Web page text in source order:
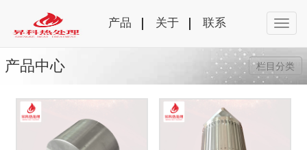
产品 关于 联系
栏目分类
产品中心